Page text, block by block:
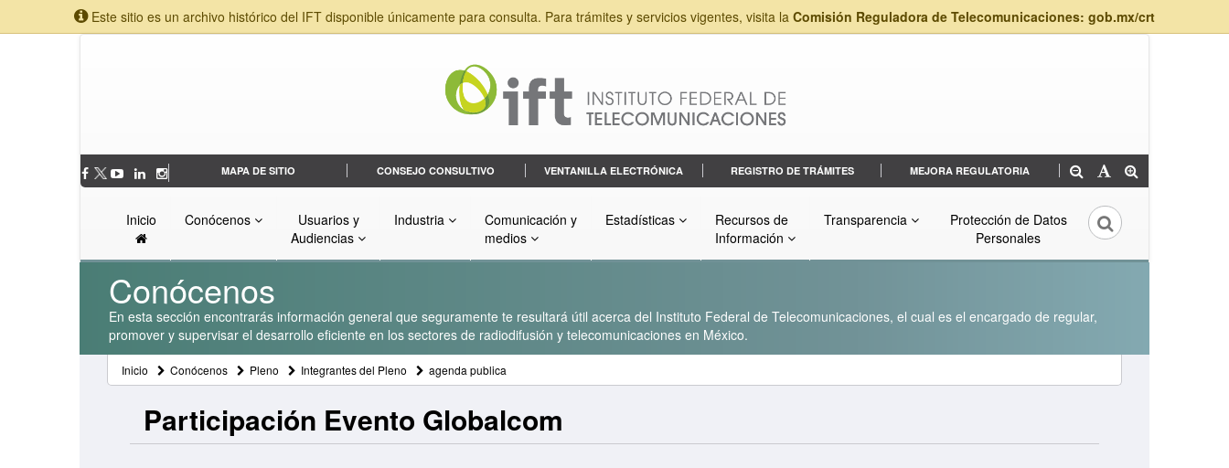
Este sitio es un archivo histórico del IFT disponible únicamente para consulta. Para trámites y servicios vigentes, visita la Comisión Reguladora de Telecomunicaciones: gob.mx/crt
MAPA DE SITIO CONSEJO CONSULTIVO VENTANILLA ELECTRÓNICA REGISTRO DE TRÁMITES MEJORA REGULATORIA
Inicio Conócenos
Usuarios y
Audiencias
Industria
Comunicación y
medios
Estadísticas
Recursos de
Información
Transparencia
Protección de Datos
Personales
Conócenos
En esta sección encontrarás información general que seguramente te resultará útil acerca del Instituto Federal de Telecomunicaciones, el cual es el encargado de regular,
promover y supervisar el desarrollo eficiente en los sectores de radiodifusión y telecomunicaciones en México.
Inicio Conócenos Pleno Integrantes del Pleno agenda publica
Participación Evento Globalcom